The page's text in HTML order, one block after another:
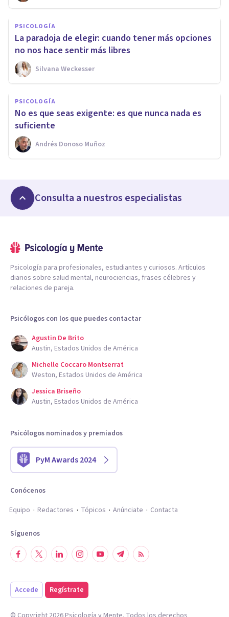
PSICOLOGÍA
La paradoja de elegir: cuando tener más opciones
no nos hace sentir más libres
Silvana Weckesser
PSICOLOGÍA
No es que seas exigente: es que nunca nada es
suficiente
Andrés Donoso Muñoz
Consulta a nuestros especialistas
Psicología para profesionales, estudiantes y curiosos. Artículos
diarios sobre salud mental, neurociencias, frases célebres y
relaciones de pareja.
Psicólogos con los que puedes contactar
Agustin De Brito
Austin, Estados Unidos de América
Michelle Coccaro Montserrat
Weston, Estados Unidos de América
Jessica Briseño
Austin, Estados Unidos de América
Psicólogos nominados y premiados
PyM Awards 2024
Conócenos
Equipo
Redactores Tópicos Anúnciate Contacta
Síguenos
Accede Regístrate